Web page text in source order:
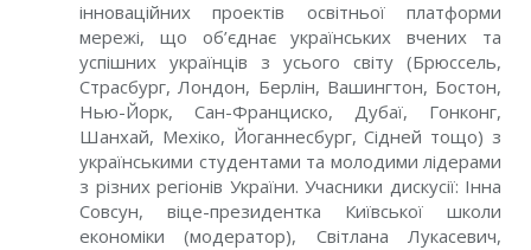
інноваційних проектів освітньої платформи
мережі, що об’єднає українських вчених та
успішних українців з усього світу (Брюссель,
Страсбург, Лондон, Берлін, Вашингтон, Бостон,
Нью-Йорк, Сан-Франциско, Дубаї, Гонконг,
Шанхай, Мехіко, Йоганнесбург, Сідней тощо) з
українськими студентами та молодими лідерами
з різних регіонів України. Учасники дискусії: Інна
Совсун, віце-президентка Київської школи
економіки (модератор), Світлана Лукасевич,